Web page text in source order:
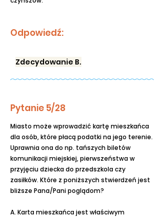
Odpowiedź:
Zdecydowanie B.
Pytanie 5/28
Miasto może wprowadzić kartę mieszkańca
dla osób, które płacą podatki na jego terenie.
Uprawnia ona do np. tańszych biletów
komunikacji miejskiej, pierwszeństwa w
przyjęciu dziecka do przedszkola czy
zasiłków. Które z poniższych stwierdzeń jest
bliższe Pana/Pani poglądom?
A. Karta mieszkańca jest właściwym